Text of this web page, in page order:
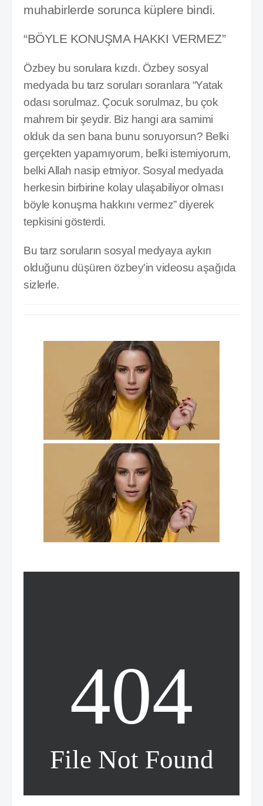
muhabirlerde sorunca küplere bindi.
“BÖYLE KONUŞMA HAKKI VERMEZ”
Özbey bu sorulara kızdı. Özbey sosyal
medyada bu tarz soruları soranlara “Yatak
odası sorulmaz. Çocuk sorulmaz, bu çok
mahrem bir şeydir. Biz hangi ara samimi
olduk da sen bana bunu soruyorsun? Belki
gerçekten yapamıyorum, belki istemiyorum,
belki Allah nasip etmiyor. Sosyal medyada
herkesin birbirine kolay ulaşabiliyor olması
böyle konuşma hakkını vermez” diyerek
tepkisini gösterdi.
Bu tarz soruların sosyal medyaya aykırı
olduğunu düşüren özbey'in videosu aşağıda
sizlerle.